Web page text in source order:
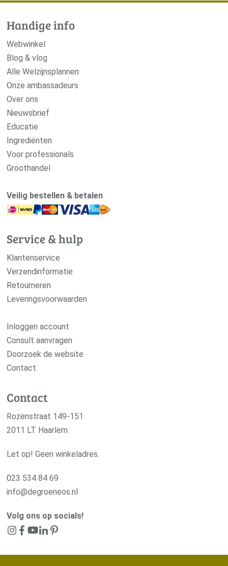
Handige info
Webwinkel
Blog & vlog
Alle Welzijnsplannen
Onze ambassadeurs
Over ons
Nieuwsbrief
Educatie
Ingrediënten
Voor professionals
Groothandel
Veilig bestellen & betalen
Service & hulp
Klantenservice
Verzendinformatie
Retourneren
Leveringsvoorwaarden
Inloggen account
Consult aanvragen
Doorzoek de website
Contact
Contact
Rozenstraat 149-151
2011 LT Haarlem
Let op! Geen winkeladres.
023 534 84 69
info@degroeneos.nl
Volg ons op socials!